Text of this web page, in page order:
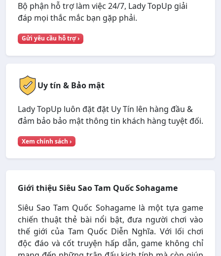
Bộ phận hỗ trợ làm việc 24/7, Lady TopUp giải
đáp mọi thắc mắc bạn gặp phải.
Gửi yêu cầu hỗ trợ ›
Uy tín & Bảo mật
Lady TopUp luôn đặt đặt Uy Tín lên hàng đầu &
đảm bảo bảo mật thông tin khách hàng tuyệt đối.
Xem chính sách ›
Giới thiệu Siêu Sao Tam Quốc Sohagame
Siêu Sao Tam Quốc Sohagame là một tựa game
chiến thuật thẻ bài nổi bật, đưa người chơi vào
thế giới của Tam Quốc Diễn Nghĩa. Với lối chơi
độc đáo và cốt truyện hấp dẫn, game không chỉ